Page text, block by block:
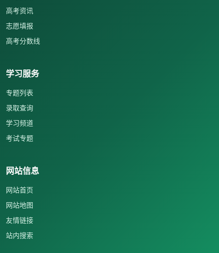
高考资讯
志愿填报
高考分数线
学习服务
专题列表
录取查询
学习频道
考试专题
网站信息
网站首页
网站地图
友情链接
站内搜索